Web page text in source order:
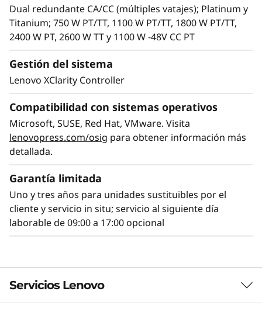
En Lenovo sabemos que cada infraestructura
informática es única. Aumentar la flexibilidad
con compatibilidad para gran diversidad de
GPU y unidades AnyBay™ te permitirá obtener
bahía: con unidades SAS, unidades SATA o
unidad NVMe PCIe , tienes la libertad de
Dual redundante CA/CC (múltiples vatajes); Platinum y
Titanium; 750 W PT/TT, 1100 W PT/TT, 1800 W PT/TT,
2400 W PT, 2600 W TT y 1100 W -48V CC PT
Gestión del sistema
Lenovo XClarity Controller
Compatibilidad con sistemas operativos
Microsoft, SUSE, Red Hat, VMware. Visita
lenovopress.com/osig para obtener información más
detallada.
Garantía limitada
Uno y tres años para unidades sustituibles por el
cliente y servicio in situ; servicio al siguiente día
laborable de 09:00 a 17:00 opcional
Servicios Lenovo